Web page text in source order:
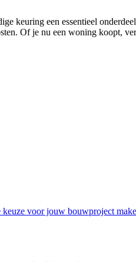
keuring een essentieel
Of je nu een woning koopt,
voor jouw bouwproject